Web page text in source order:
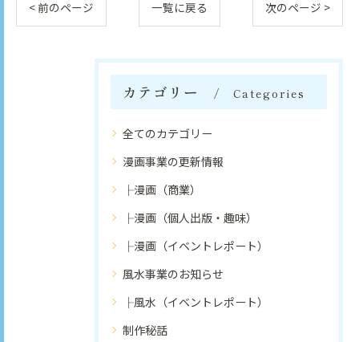
< 前のページ 一覧に戻る 次のページ >
カテゴリー Categories
全てのカテゴリー
漫画事業の更新情報
├漫画（商業）
├漫画（個人出版・趣味）
├漫画（イベントレポート）
風水事業のお知らせ
├風水（イベントレポート）
制作秘話